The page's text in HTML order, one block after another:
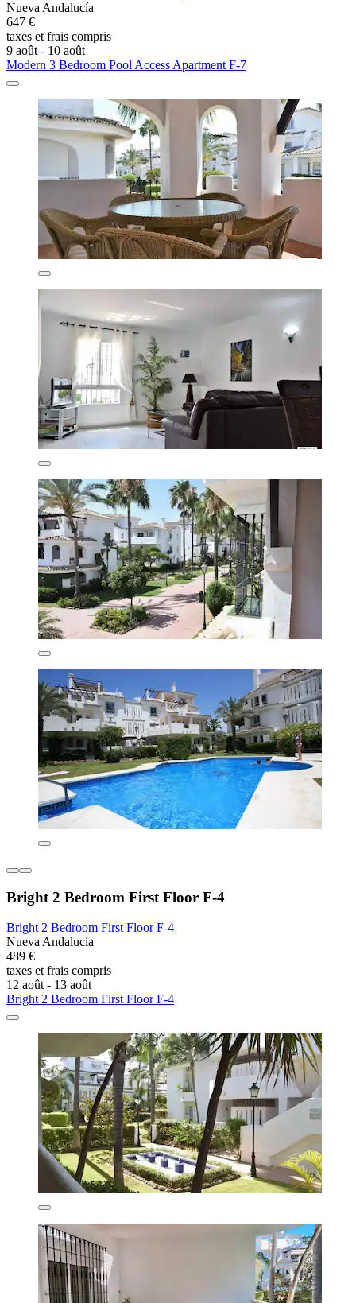
Nueva Andalucía
647 €
taxes et frais compris
9 août - 10 août
Modern 3 Bedroom Pool Access Apartment F-7
Bright 2 Bedroom First Floor F-4
Bright 2 Bedroom First Floor F-4
Nueva Andalucía
489 €
taxes et frais compris
12 août - 13 août
Bright 2 Bedroom First Floor F-4